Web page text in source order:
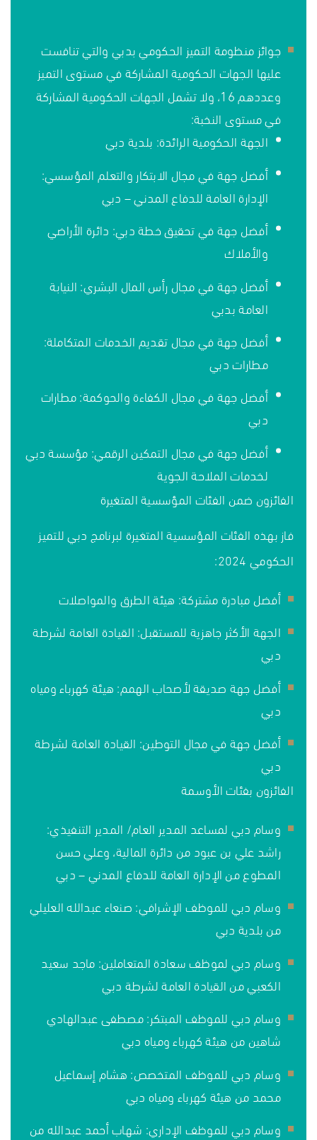
جوائز منظومة التميز الحكومي بدبي والتي تنافست
عليها الجهات الحكومية المشاركة في مستوى التميز
وعددهم16، ولا تشمل الجهات الحكومية المشاركة
في مستوى النخبة:
الجهة الحكومية الرائدة: بلدية دبي
أفضل جهة في مجال الابتكار والتعلم المؤسسي:
الإدارة العامة للدفاع المدني – دبي
أفضل جهة في تحقيق خطة دبي: دائرة الأراضي
والأملاك
أفضل جهة في مجال رأس المال البشري: النيابة
العامة بدبي
أفضل جهة في مجال تقديم الخدمات المتكاملة:
مطارات دبي
أفضل جهة في مجال الكفاءة والحوكمة: مطارات
دبي
أفضل جهة في مجال التمكين الرقمي: مؤسسة دبي
لخدمات الملاحة الجوية
الفائزون ضمن الفئات المؤسسية المتغيرة
فاز بهذه الفئات المؤسسية المتغيرة لبرنامج دبي للتميز
الحكومي 2024:
أفضل مبادرة مشتركة: هيئة الطرق والمواصلات
الجهة الأكثر جاهزية للمستقبل: القيادة العامة لشرطة
دبي
أفضل جهة صديقة لأصحاب الهمم: هيئة كهرباء ومياه
دبي
أفضل جهة في مجال التوطين: القيادة العامة لشرطة
دبي
الفائزون بفئات الأوسمة
وسام دبي لمساعد المدير العام/ المدير التنفيذي:
راشد علي بن عبود من دائرة المالية، وعلي حسن
المطوع من الإدارة العامة للدفاع المدني – دبي
وسام دبي للموظف الإشرافي: صنعاء عبدالله العليلي
من بلدية دبي
وسام دبي لموظف سعادة المتعاملين: ماجد سعيد
الكعبي من القيادة العامة لشرطة دبي
وسام دبي للموظف المبتكر: مصطفى عبدالهادي
شاهين من هيئة كهرباء ومياه دبي
وسام دبي للموظف المتخصص: هشام إسماعيل
محمد من هيئة كهرباء ومياه دبي
وسام دبي للموظف الإداري: شهاب أحمد عبدالله من